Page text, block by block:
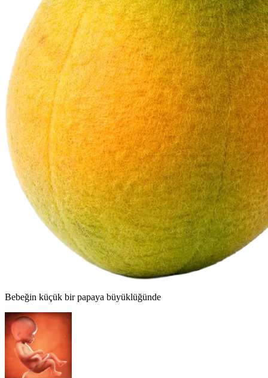
Bebeğin küçük bir papaya büyüklüğünde